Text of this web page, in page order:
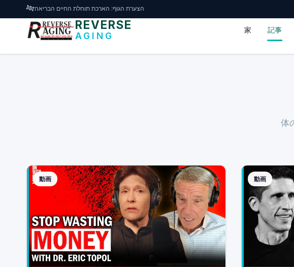
דלג לתוכן הראשי
🧬הצערת הגוף: הארכת תוחלת החיים הבריאה
REVERSE
AGING
家 記事
体
動画 動画